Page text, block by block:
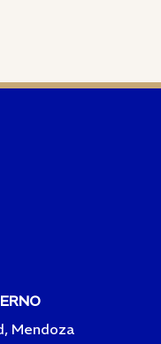
Mendoza